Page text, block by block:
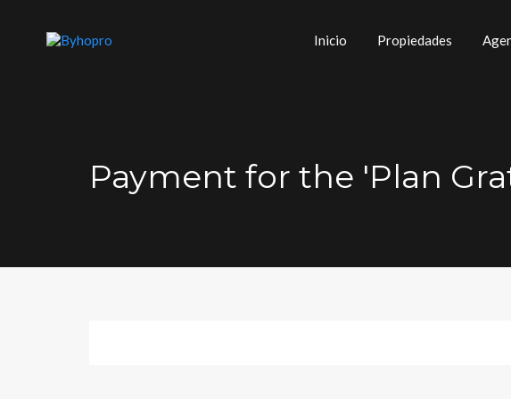
Inicio Propiedades
Payment for the 'Plan